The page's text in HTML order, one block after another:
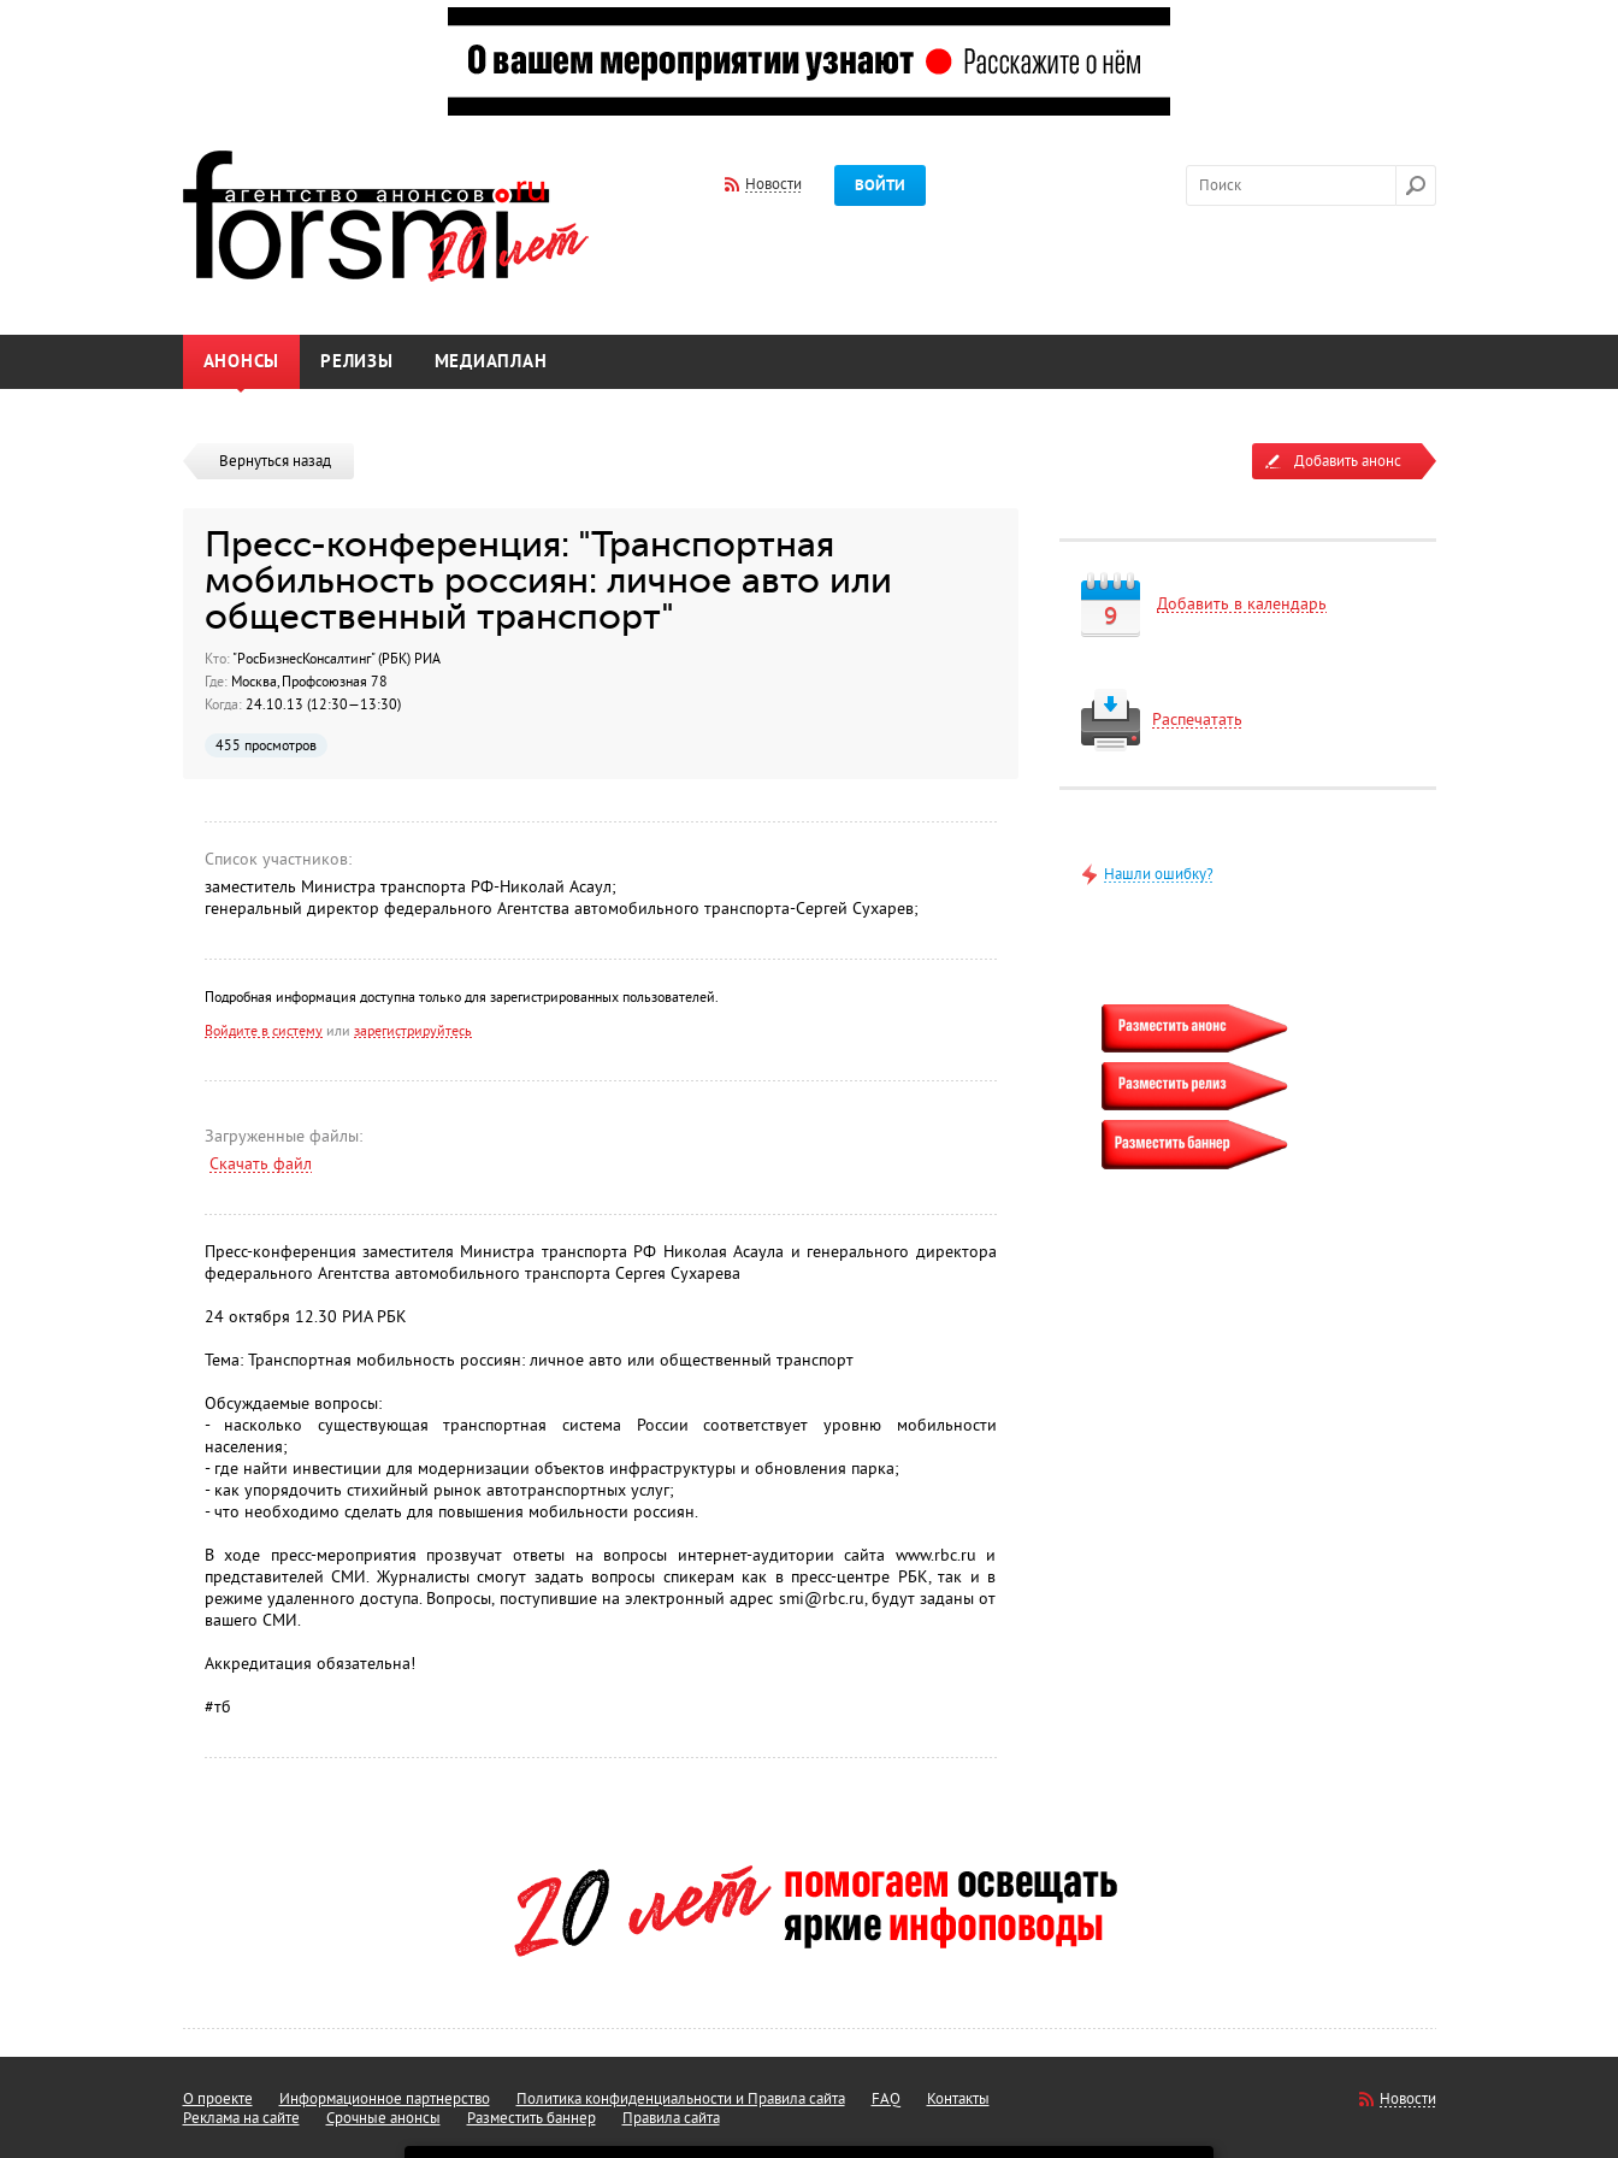
Новости ВОЙТИ
АНОНСЫ РЕЛИЗЫ МЕДИАПЛАН
Вернуться назад
Пресс-конференция: "Транспортная
мобильность россиян: личное авто или
общественный транспорт"
Кто:"РосБизнесКонсалтинг" (РБК) РИА
Где:Москва, Профсоюзная 78
Когда:24.10.13 (12:30—13:30)
455 просмотров
Список участников:
заместитель Министра транспорта РФ-Николай Асаул;
генеральный директор федерального Агентства автомобильного транспорта-Сергей Сухарев;
Подробная информация доступна только для зарегистрированных пользователей.
Войдите в системуили зарегистрируйтесь
Загруженные файлы:
Скачать файл
Пресс-конференция заместителя Министра транспорта РФ Николая Асаула и генерального директора
федерального Агентства автомобильного транспорта Сергея Сухарева
24 октября 12.30 РИА РБК
Тема: Транспортная мобильность россиян: личное авто или общественный транспорт
Обсуждаемые вопросы:
- насколько существующая транспортная система России соответствует уровню мобильности
населения;
- где найти инвестиции для модернизации объектов инфраструктуры и обновления парка;
- как упорядочить стихийный рынок автотранспортных услуг;
- что необходимо сделать для повышения мобильности россиян.
В ходе пресс-мероприятия прозвучат ответы на вопросы интернет-аудитории сайта www.rbc.ru и
представителей СМИ. Журналисты смогут задать вопросы спикерам как в пресс-центре РБК, так и в
режиме удаленного доступа. Вопросы, поступившие на электронный адрес smi@rbc.ru, будут заданы от
вашего СМИ.
Аккредитация обязательна!
#тб
Добавить анонс
9 Добавить в календарь
Распечатать
Нашли ошибку?
О проекте Информационное партнерство Политика конфиденциальности и Правила сайта FAQ
Контакты
Реклама на сайте
Срочные анонсы Разместить баннер Правила сайта
Новости